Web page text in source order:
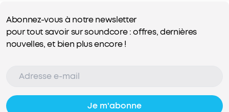
Abonnez-vous à notre newsletter
pour tout savoir sur soundcore : offres, dernières
nouvelles, et bien plus encore !
Je m'abonne